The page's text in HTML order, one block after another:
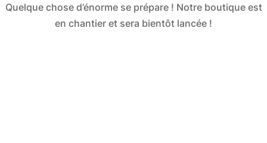
Quelque chose d’énorme se prépare ! Notre boutique est
en chantier et sera bientôt lancée !